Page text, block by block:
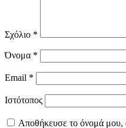
Σχόλιο *
Όνομα *
Email *
Ιστότοπος
Αποθήκευσε το όνομά μου,